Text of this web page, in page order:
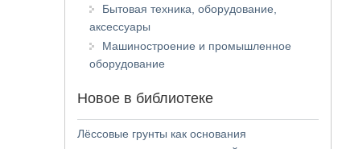
Бытовая техника, оборудование,
аксессуары
Машиностроение и промышленное
оборудование
Новое в библиотеке
Лёссовые грунты как основания